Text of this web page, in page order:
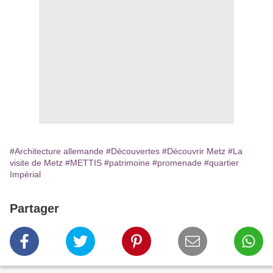
#Architecture allemande #Découvertes #Découvrir Metz #La
visite de Metz #METTIS #patrimoine #promenade #quartier
Impérial
Partager